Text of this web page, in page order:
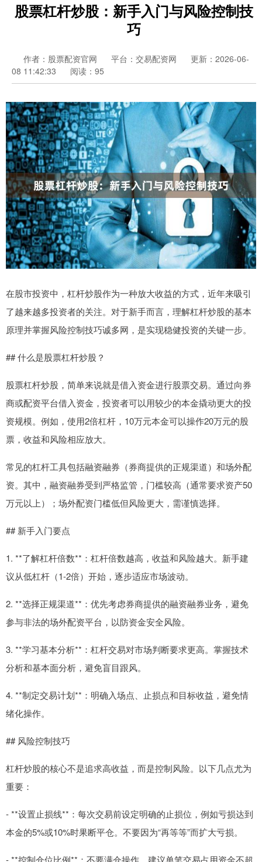
股票杠杆炒股：新手入门与风险控制技
巧
作者：股票配资官网 平台：交易配资网
更新：2026-06-
08 11:42:33
阅读：95
在股市投资中，杠杆炒股作为一种放大收益的方式，近年来吸引
了越来越多投资者的关注。对于新手而言，理解杠杆炒股的基本
原理并掌握风险控制技巧诚多网，是实现稳健投资的关键一步。
## 什么是股票杠杆炒股？
股票杠杆炒股，简单来说就是借入资金进行股票交易。通过向券
商或配资平台借入资金，投资者可以用较少的本金撬动更大的投
资规模。例如，使用2倍杠杆，10万元本金可以操作20万元的股
票，收益和风险相应放大。
常见的杠杆工具包括融资融券（券商提供的正规渠道）和场外配
资。其中，融资融券受到严格监管，门槛较高（通常要求资产50
万元以上）；场外配资门槛低但风险更大，需谨慎选择。
## 新手入门要点
1. **了解杠杆倍数**：杠杆倍数越高，收益和风险越大。新手建
议从低杠杆（1-2倍）开始，逐步适应市场波动。
2. **选择正规渠道**：优先考虑券商提供的融资融券业务，避免
参与非法的场外配资平台，以防资金安全风险。
3. **学习基本分析**：杠杆交易对市场判断要求更高。掌握技术
分析和基本面分析，避免盲目跟风。
4. **制定交易计划**：明确入场点、止损点和目标收益，避免情
绪化操作。
## 风险控制技巧
杠杆炒股的核心不是追求高收益，而是控制风险。以下几点尤为
重要：
- **设置止损线**：每次交易前设定明确的止损位，例如亏损达到
本金的5%或10%时果断平仓。不要因为“再等等”而扩大亏损。